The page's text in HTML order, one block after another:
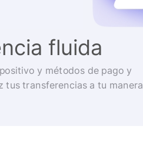
fluida
y métodos de pago y
tus transferencias a tu manera